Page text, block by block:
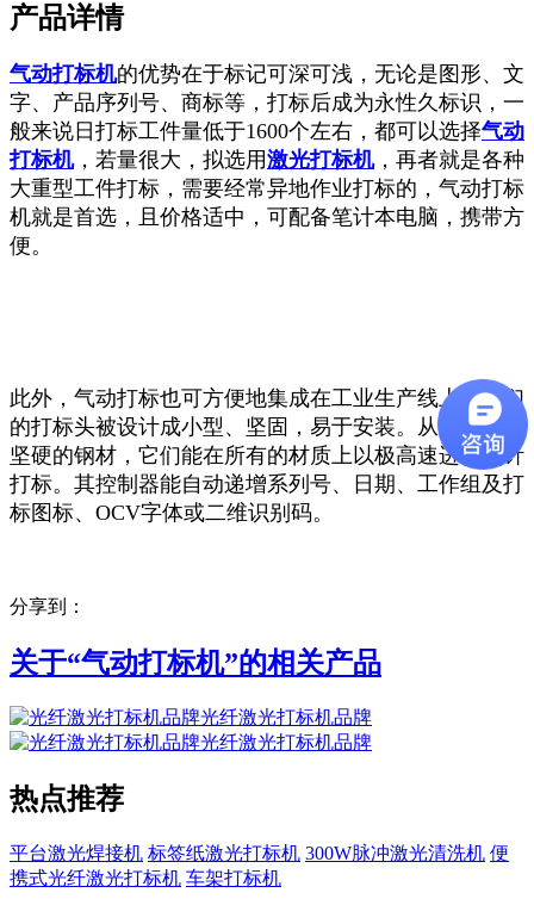
产品详情
气动打标机的优势在于标记可深可浅，无论是图形、文
字、产品序列号、商标等，打标后成为永性久标识，一
般来说日打标工件量低于1600个左右，都可以选择气动
打标机，若量很大，拟选用激光打标机，再者就是各种
大重型工件打标，需要经常异地作业打标的，气动打标
机就是首选，且价格适中，可配备笔计本电脑，携带方
便。
此外，气动打标也可方便地集成在工业生产线上，我们
的打标头被设计成小型、坚固，易于安装。从塑料到蕞
坚硬的钢材，它们能在所有的材质上以极高速进行点针
打标。其控制器能自动递增系列号、日期、工作组及打
标图标、OCV字体或二维识别码。
分享到：
关于“气动打标机”的相关产品
光纤激光打标机品牌
光纤激光打标机品牌
热点推荐
平台激光焊接机 标签纸激光打标机 300W脉冲激光清洗机 便
携式光纤激光打标机 车架打标机